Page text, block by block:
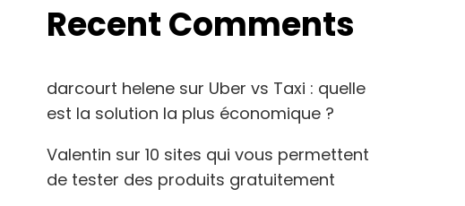
Recent Comments
darcourt helene sur Uber vs Taxi : quelle
est la solution la plus économique ?
Valentin sur 10 sites qui vous permettent
de tester des produits gratuitement